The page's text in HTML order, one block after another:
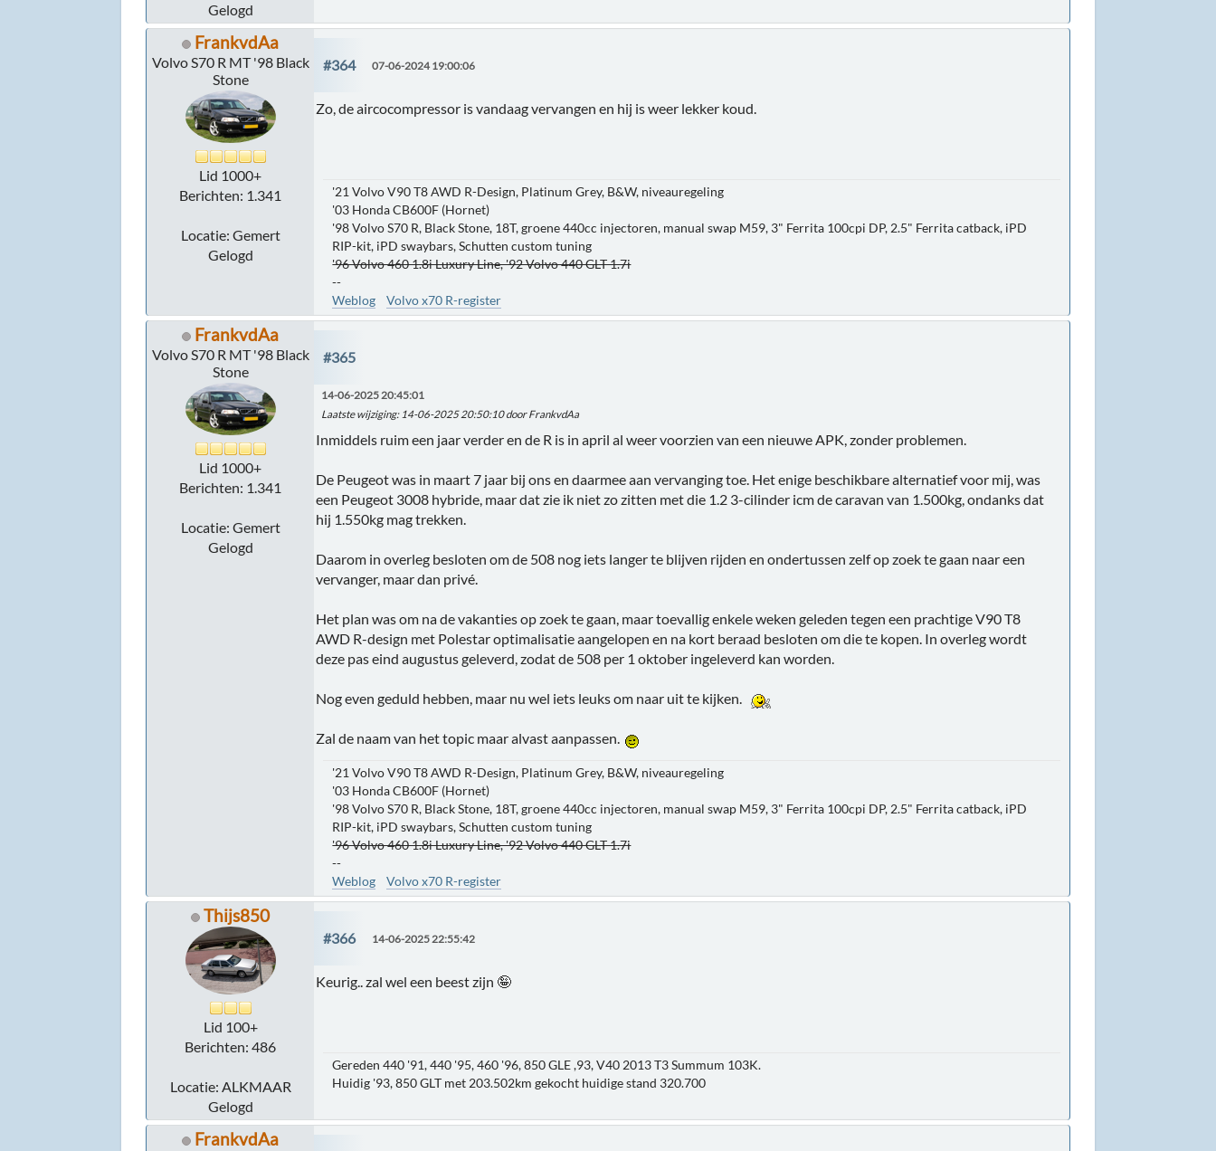
Gelogd
FrankvdAa
Volvo S70 R MT '98 Black
Stone
Lid 1000+
Berichten: 1.341
Locatie: Gemert
Gelogd
#364 07-06-2024 19:00:06
Zo, de aircocompressor is vandaag vervangen en hij is weer lekker koud.
'21 Volvo V90 T8 AWD R-Design, Platinum Grey, B&W, niveauregeling
'03 Honda CB600F (Hornet)
'98 Volvo S70 R, Black Stone, 18T, groene 440cc injectoren, manual swap M59, 3" Ferrita 100cpi DP, 2.5" Ferrita catback, iPD
RIP-kit, iPD swaybars, Schutten custom tuning
'96 Volvo 460 1.8i Luxury Line, '92 Volvo 440 GLT 1.7i
--
Weblog
Volvo x70 R-register
FrankvdAa
Volvo S70 R MT '98 Black
Stone
Lid 1000+
Berichten: 1.341
Locatie: Gemert
Gelogd
#365
14-06-2025 20:45:01
Laatste wijziging: 14-06-2025 20:50:10 door FrankvdAa
Inmiddels ruim een jaar verder en de R is in april al weer voorzien van een nieuwe APK, zonder problemen.
De Peugeot was in maart 7 jaar bij ons en daarmee aan vervanging toe. Het enige beschikbare alternatief voor mij, was
een Peugeot 3008 hybride, maar dat zie ik niet zo zitten met die 1.2 3-cilinder icm de caravan van 1.500kg, ondanks dat
hij 1.550kg mag trekken.
Daarom in overleg besloten om de 508 nog iets langer te blijven rijden en ondertussen zelf op zoek te gaan naar een
vervanger, maar dan privé.
Het plan was om na de vakanties op zoek te gaan, maar toevallig enkele weken geleden tegen een prachtige V90 T8
AWD R-design met Polestar optimalisatie aangelopen en na kort beraad besloten om die te kopen. In overleg wordt
deze pas eind augustus geleverd, zodat de 508 per 1 oktober ingeleverd kan worden.
Nog even geduld hebben, maar nu wel iets leuks om naar uit te kijken.
Zal de naam van het topic maar alvast aanpassen.
'21 Volvo V90 T8 AWD R-Design, Platinum Grey, B&W, niveauregeling
'03 Honda CB600F (Hornet)
'98 Volvo S70 R, Black Stone, 18T, groene 440cc injectoren, manual swap M59, 3" Ferrita 100cpi DP, 2.5" Ferrita catback, iPD
RIP-kit, iPD swaybars, Schutten custom tuning
'96 Volvo 460 1.8i Luxury Line, '92 Volvo 440 GLT 1.7i
--
Weblog
Volvo x70 R-register
Thijs850
Lid 100+
Berichten: 486
Locatie: ALKMAAR
Gelogd
#366 14-06-2025 22:55:42
Keurig.. zal wel een beest zijn 🤪
Gereden 440 '91, 440 '95, 460 '96, 850 GLE ,93, V40 2013 T3 Summum 103K.
Huidig '93, 850 GLT met 203.502km gekocht huidige stand 320.700
FrankvdAa